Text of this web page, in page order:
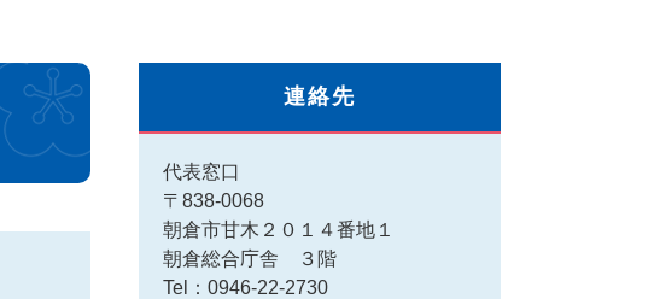
連絡先
代表窓口
〒838-0068
朝倉市甘木２０１４番地１
朝倉総合庁舎 ３階
Tel：0946-22-2730